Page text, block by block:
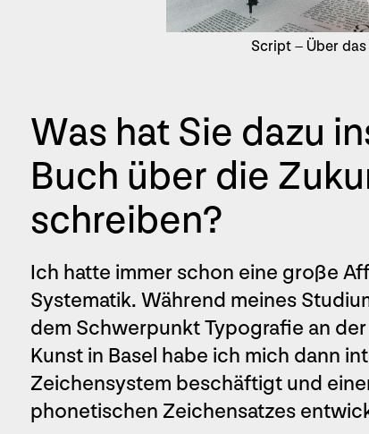
Script – Über
Was hat Sie dazu
Buch über die
schreiben?
Ich hatte immer schon eine große
Systematik. Während meines
dem Schwerpunkt Typografie an
Kunst in Basel habe ich mich dann
Zeichensystem beschäftigt und
phonetischen Zeichensatzes